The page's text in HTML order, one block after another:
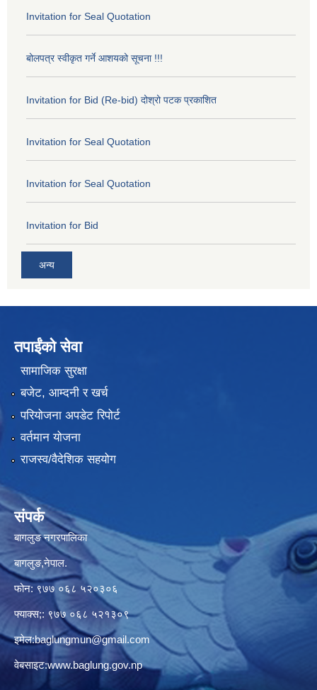
Invitation for Seal Quotation
बोलपत्र स्वीकृत गर्ने आशयको सूचना !!!
Invitation for Bid (Re-bid) दोश्रो पटक प्रकाशित
Invitation for Seal Quotation
Invitation for Seal Quotation
Invitation for Bid
अन्य
तपाईंको सेवा
सामाजिक सुरक्षा
बजेट, आम्दनी र खर्च
परियोजना अपडेट रिपोर्ट
वर्तमान योजना
राजस्व/वैदेशिक सहयोग
संपर्क
बागलुङ नगरपालिका
बागलुङ,नेपाल.
फोन: ९७७ ०६८ ५२०३०६
फ्याक्स;: ९७७ ०६८ ५२१३०९
इमेल:baglungmun@gmail.com
वेबसाइट:www.baglung.gov.np